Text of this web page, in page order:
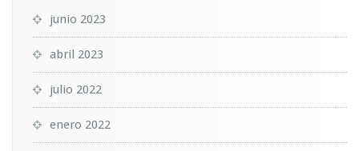
junio 2023
abril 2023
julio 2022
enero 2022